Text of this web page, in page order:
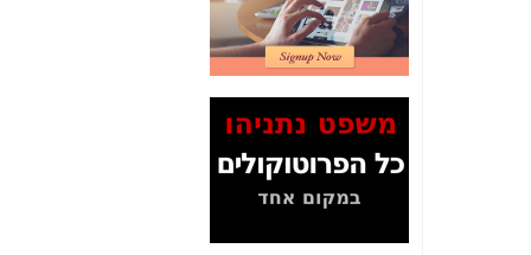
2" על תעלולי השר
משה כחלון -כאן
המשך חשיפת הבלוף
ששמו "מהפיכת
הסלולר" ואיך מסרסים
כאן
סיכום ביקור בסיליקון